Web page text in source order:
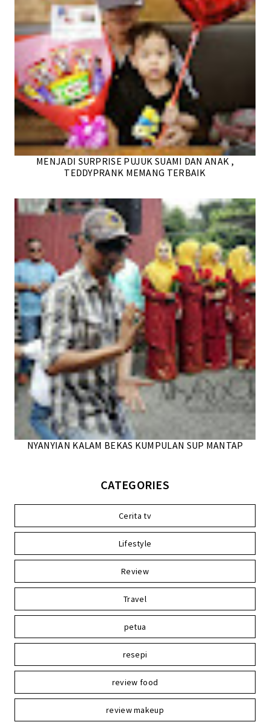
MENJADI SURPRISE PUJUK SUAMI DAN ANAK ,
TEDDYPRANK MEMANG TERBAIK
NYANYIAN KALAM BEKAS KUMPULAN SUP MANTAP
CATEGORIES
Cerita tv
Lifestyle
Review
Travel
petua
resepi
review food
review makeup